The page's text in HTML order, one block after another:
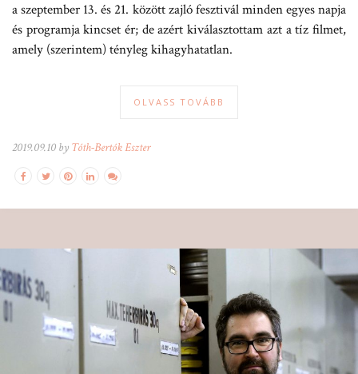
a szeptember 13. és 21. között zajló fesztivál minden egyes napja
és programja kincset ér; de azért kiválasztottam azt a tíz filmet,
amely (szerintem) tényleg kihagyhatatlan.
OLVASS TOVÁBB
2019.09.10 by Tóth-Bertók Eszter